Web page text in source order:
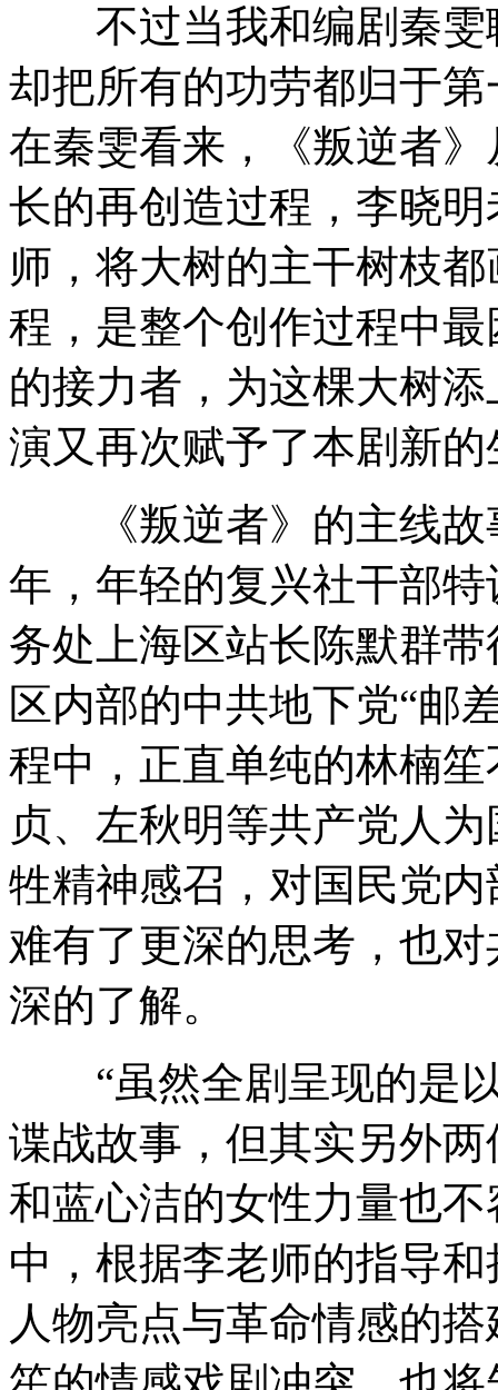
不过当我和编剧秦雯
却把所有的功劳都归于
在秦雯看来，《叛逆者
长的再创造过程，李晓
师，将大树的主干树枝
程，是整个创作过程中
的接力者，为这棵大树
演又再次赋予了本剧新
《叛逆者》的主线故
年，年轻的复兴社干部
务处上海区站长陈默群
区内部的中共地下党“邮
程中，正直单纯的林楠
贞、左秋明等共产党人
牲精神感召，对国民党
难有了更深的思考，也
深的了解。
“虽然全剧呈现的是以
谍战故事，但其实另外
和蓝心洁的女性力量也
中，根据李老师的指导
人物亮点与革命情感的